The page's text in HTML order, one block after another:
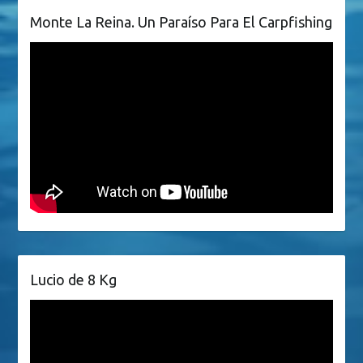
Monte La Reina. Un Paraíso Para El Carpfishing
Lucio de 8 Kg